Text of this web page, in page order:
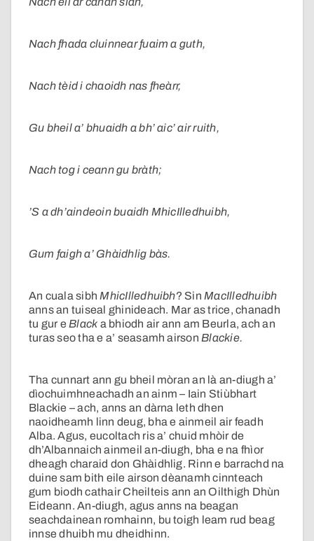
Nach fhada cluinnear fuaim a guth,
Nach tèid i chaoidh nas fheàrr,
Gu bheil a’ bhuaidh a bh’ aic’ air ruith,
Nach tog i ceann gu bràth;
’S a dh’aindeoin buaidh MhicIlledhuibh,
Gum faigh a’ Ghàidhlig bàs.
An cuala sibhMhicIlledhuibh? SinMacIlledhuibh
anns an tuiseal ghinideach. Mar as trice, chanadh
tu gur eBlack a bhiodh air ann am Beurla, ach an
turas seo tha e a’ seasamh airsonBlackie.
Tha cunnart ann gu bheil mòran an là an-diugh a’
dìochuimhneachadh an ainm – Iain Stiùbhart
Blackie – ach, anns an dàrna leth dhen
naoidheamh linn deug, bha e ainmeil air feadh
Alba. Agus, eucoltach ris a’ chuid mhòir de
dh’Albannaich ainmeil an-diugh, bha e na fhìor
dheagh charaid don Ghàidhlig. Rinn e barrachd na
duine sam bith eile airson dèanamh cinnteach
gum biodh cathair Cheilteis ann an Oilthigh Dhùn
Eideann. An-diugh, agus anns na beagan
seachdainean romhainn, bu toigh leam rud beag
innse dhuibh mu dheidhinn.